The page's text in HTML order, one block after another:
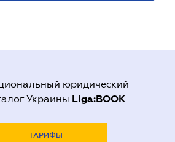
юридический
Украины Liga:BOOK
ТАРИФЫ